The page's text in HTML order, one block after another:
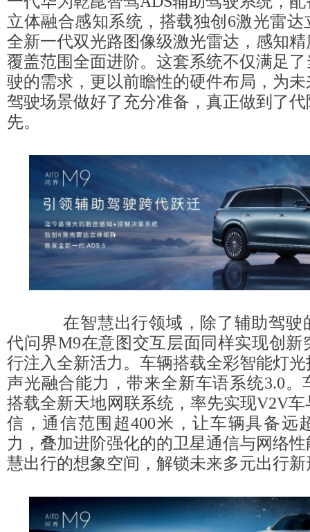
立体融合感知系统，搭载独创6激光雷达
全新一代双光路图像级激光雷达，感知
覆盖范围全面进阶。这套系统不仅满足
驶的需求，更以前瞻性的硬件布局，为
驾驶场景做好了充分准备，真正做到了
先。
在智慧出行领域，除了辅助驾驶
代问界M9在意图交互层面同样实现创新
行注入全新活力。车辆搭载全彩智能灯
声光融合能力，带来全新车语系统3.0。
搭载全新天地网联系统，率先实现V2V
信，通信范围超400米，让车辆具备远
力，叠加进阶强化的的卫星通信与网络
慧出行的想象空间，解锁未来多元出行新